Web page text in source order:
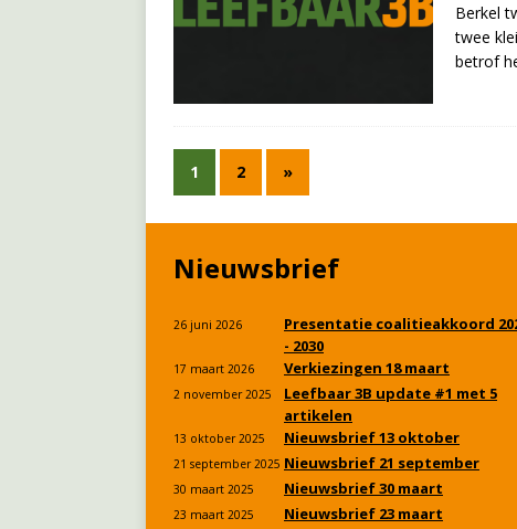
Berkel
twee
betrof
1 2 »
Nieuwsbrief
26 juni 2026
Presentatie coalitieakkoord
- 2030
17 maart 2026 Verkiezingen 18 maart
2 november 2025
Leefbaar 3B update #1 met 5
artikelen
13 oktober 2025 Nieuwsbrief 13 oktober
21 september 2025 Nieuwsbrief 21 september
30 maart 2025 Nieuwsbrief 30 maart
23 maart 2025 Nieuwsbrief 23 maart